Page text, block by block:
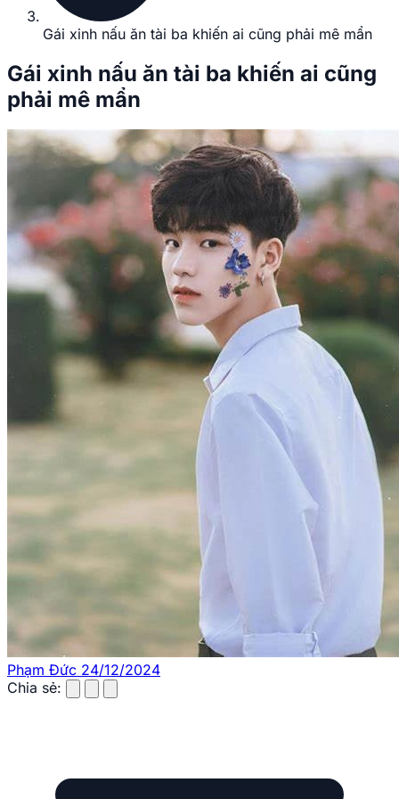
Gái xinh nấu ăn tài ba khiến ai cũng phải mê mẩn
Gái xinh nấu ăn tài ba khiến ai cũng
phải mê mẩn
Phạm Đức 24/12/2024
Chia sẻ: